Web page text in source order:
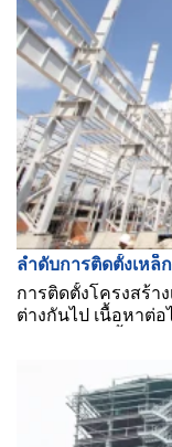
ลำดับการติดตั้งเหล็
การติดตั้งโครงสร้า
ต่างกันไป เนื้อหาต่